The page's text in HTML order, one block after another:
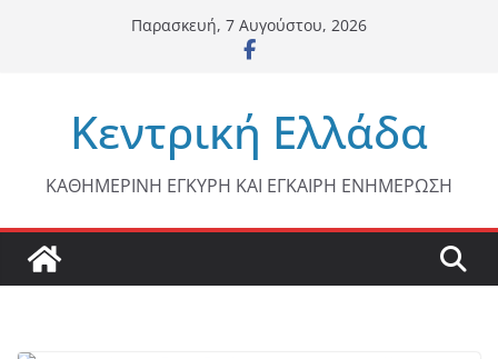
Παρασκευή, 7 Αυγούστου, 2026
Κεντρική Ελλάδα
ΚΑΘΗΜΕΡΙΝΗ ΕΓΚΥΡΗ ΚΑΙ ΕΓΚΑΙΡΗ ΕΝΗΜΕΡΩΣΗ